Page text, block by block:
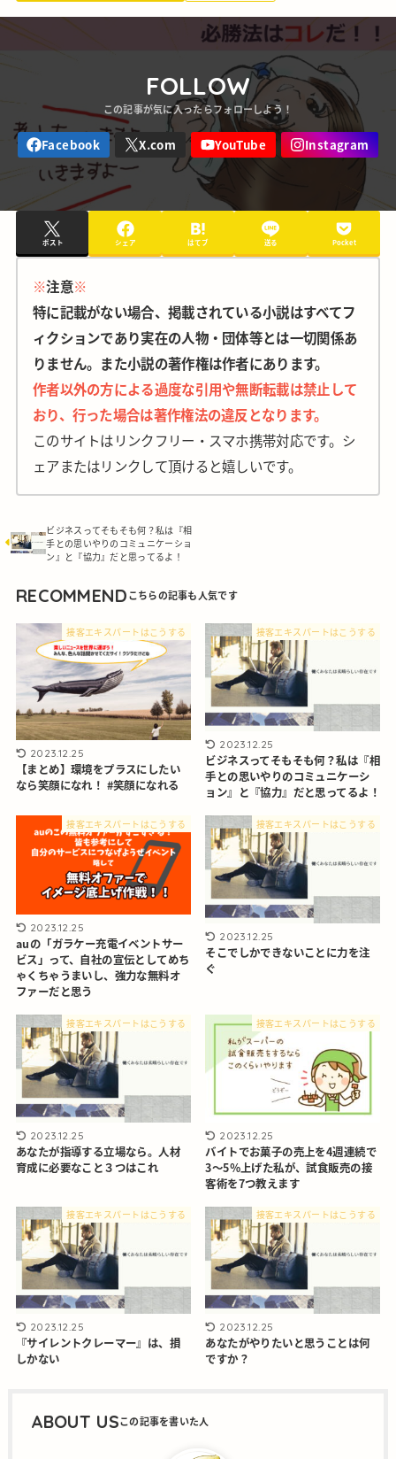
FOLLOW
ポスト シェア はてブ 送る Pocket
※注意※
特に記載がない場合、掲載されている小説はすべてフ
ィクションであり実在の人物・団体等とは一切関係あ
りません。また小説の著作権は作者にあります。
作者以外の方による過度な引用や無断転載は禁止して
おり、行った場合は著作権法の違反となります。
このサイトはリンクフリー・スマホ携帯対応です。シ
ェアまたはリンクして頂けると嬉しいです。
ビジネスってそもそも何？私は『相
手との思いやりのコミュニケーショ
ン』と『協力』だと思ってるよ！
RECOMMEND
接客エキスパートはこうする
2023.12.25
【まとめ】環境をプラスにしたい
なら笑顔になれ！ #笑顔になれる
接客エキスパートはこうする
2023.12.25
ビジネスってそもそも何？私は『相
手との思いやりのコミュニケーシ
ョン』と『協力』だと思ってるよ！
接客エキスパートはこうする
2023.12.25
auの「ガラケー充電イベントサー
ビス」って、自社の宣伝としてめち
ゃくちゃうまいし、強力な無料オ
ファーだと思う
接客エキスパートはこうする
2023.12.25
そこでしかできないことに力を注
ぐ
接客エキスパートはこうする
2023.12.25
あなたが指導する立場なら。人材
育成に必要なこと３つはこれ
接客エキスパートはこうする
2023.12.25
バイトでお菓子の売上を4週連続で
3～5％上げた私が、試食販売の接
客術を7つ教えます
接客エキスパートはこうする
2023.12.25
『サイレントクレーマー』は、損
しかない
接客エキスパートはこうする
2023.12.25
あなたがやりたいと思うことは何
ですか？
ABOUT US